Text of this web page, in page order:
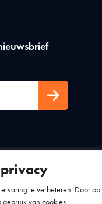
te verbeteren. Door op
gebruik van cookies.